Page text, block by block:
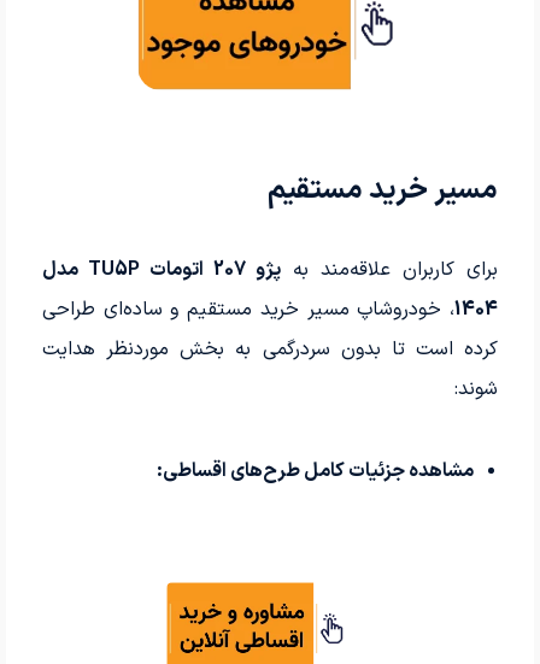
مسیر خرید مستقیم
برای کاربران علاقه‌مند به
پژو 207 اتومات TU5P مدل
1404، خودروشاپ مسیر خرید مستقیم و ساده‌ای طراحی
کرده است تا بدون سردرگمی به بخش موردنظر هدایت
شوند:
مشاهده جزئیات کامل طرح‌های اقساطی: